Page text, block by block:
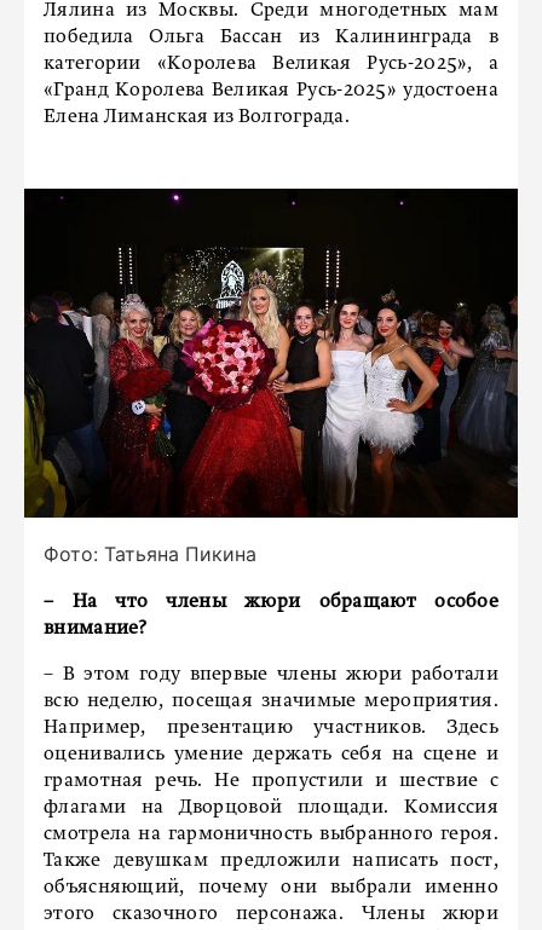
Лялина из Москвы. Среди многодетных мам
победила Ольга Бассан из Калининграда в
категории «Королева Великая Русь-2025», а
«Гранд Королева Великая Русь-2025» удостоена
Елена Лиманская из Волгограда.
Фото: Татьяна Пикина
– На что члены жюри обращают особое
внимание?
– В этом году впервые члены жюри работали
всю неделю, посещая значимые мероприятия.
Например, презентацию участников. Здесь
оценивались умение держать себя на сцене и
грамотная речь. Не пропустили и шествие с
флагами на Дворцовой площади. Комиссия
смотрела на гармоничность выбранного героя.
Также девушкам предложили написать пост,
объясняющий, почему они выбрали именно
этого сказочного персонажа. Члены жюри